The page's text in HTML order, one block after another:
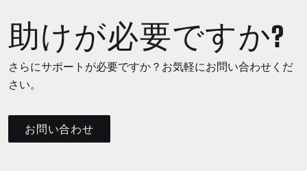
助けが必要ですか?
さらにサポートが必要ですか？お気軽にお問い合わせくだ
さい。
お問い合わせ